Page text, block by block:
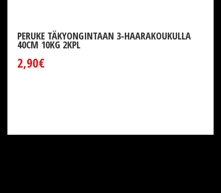
PERUKE TÄKYONGINTAAN 3-HAARAKOUKULLA
40CM 10KG 2KPL
2,90€